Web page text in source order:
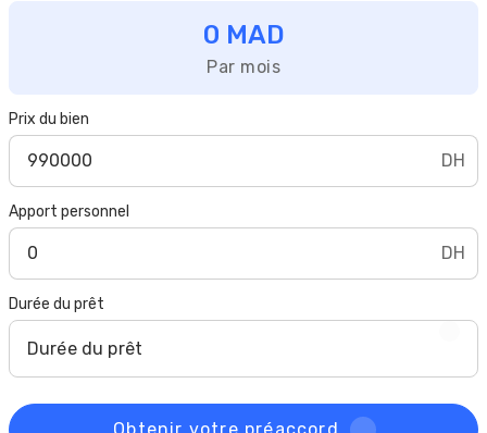
Prix du bien
DH
Apport personnel
DH
Durée du prêt
Durée du prêt
0 MAD
Par mois